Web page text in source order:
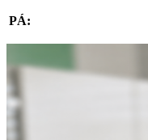
PÁ: